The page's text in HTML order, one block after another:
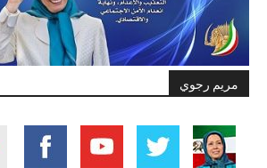
مريم رجوي